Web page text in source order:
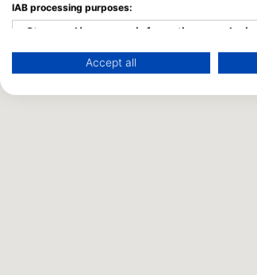
IAB processing purposes:
Store and/or access information on a device
Use limited data to select advertising
Create profiles for personalised
Accept all